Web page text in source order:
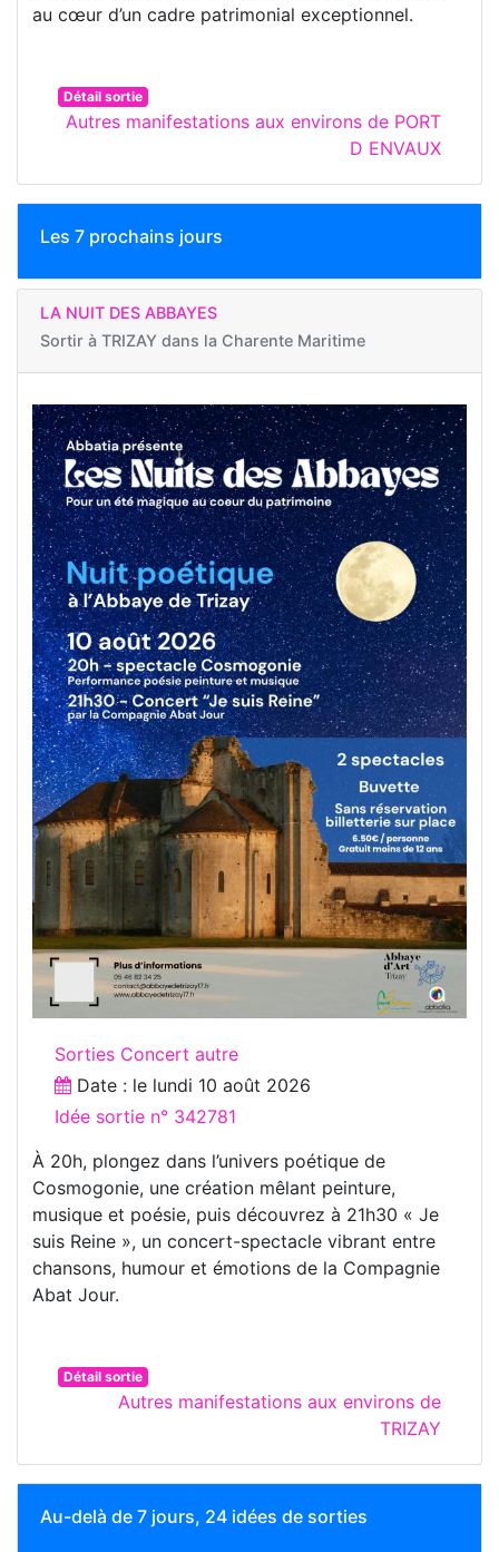
au cœur d’un cadre patrimonial exceptionnel.
Détail sortie
Autres manifestations aux environs de PORT
D ENVAUX
Les 7 prochains jours
LA NUIT DES ABBAYES
Sortir à TRIZAY dans la Charente Maritime
Sorties Concert autre
Date : le lundi 10 août 2026
Idée sortie n° 342781
À 20h, plongez dans l’univers poétique de
Cosmogonie, une création mêlant peinture,
musique et poésie, puis découvrez à 21h30 « Je
suis Reine », un concert-spectacle vibrant entre
chansons, humour et émotions de la Compagnie
Abat Jour.
Détail sortie
Autres manifestations aux environs de
TRIZAY
Au-delà de 7 jours, 24 idées de sorties